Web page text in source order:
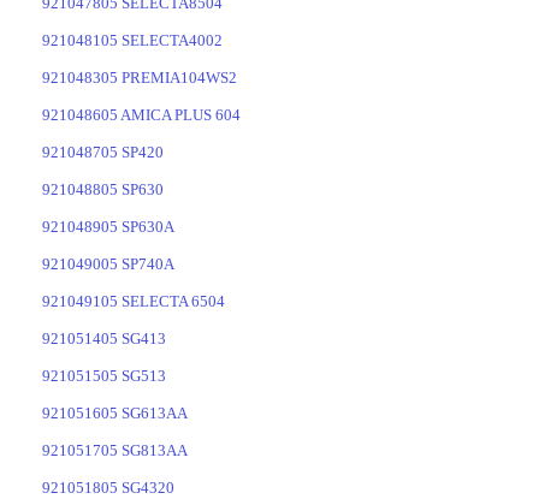
921048105 SELECTA4002
921048305 PREMIA104WS2
921048605 AMICA PLUS 604
921048705 SP420
921048805 SP630
921048905 SP630A
921049005 SP740A
921049105 SELECTA 6504
921051405 SG413
921051505 SG513
921051605 SG613AA
921051705 SG813AA
921051805 SG4320